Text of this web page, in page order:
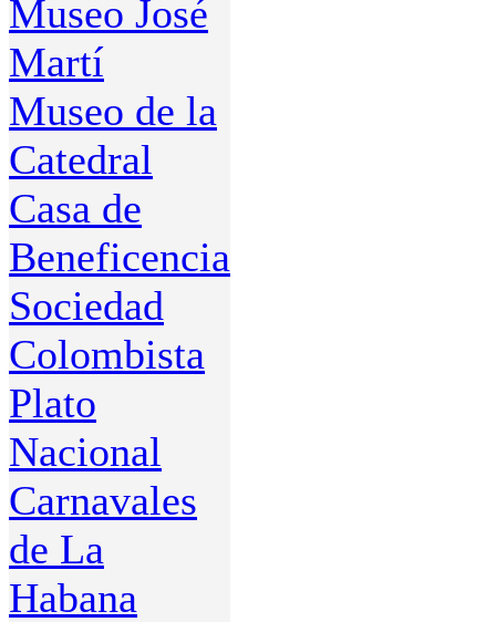
Museo José
Martí
Museo de la
Catedral
Casa de
Beneficencia
Sociedad
Colombista
Plato
Nacional
Carnavales
de La
Habana